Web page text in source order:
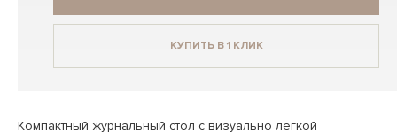
КУПИТЬ В 1 КЛИК
Компактный журнальный стол с визуально лёгкой